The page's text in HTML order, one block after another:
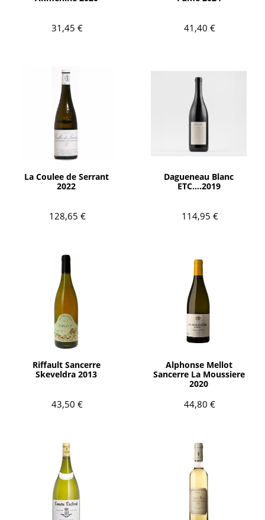
31,45 € 41,40 €
La Coulee de Serrant
2022
128,65 €
AÑADIR
Dagueneau Blanc
ETC....2019
114,95 €
Riffault Sancerre
Skeveldra 2013
43,50 €
AÑADIR
Alphonse Mellot
Sancerre La Moussiere
2020
44,80 €
AÑADIR